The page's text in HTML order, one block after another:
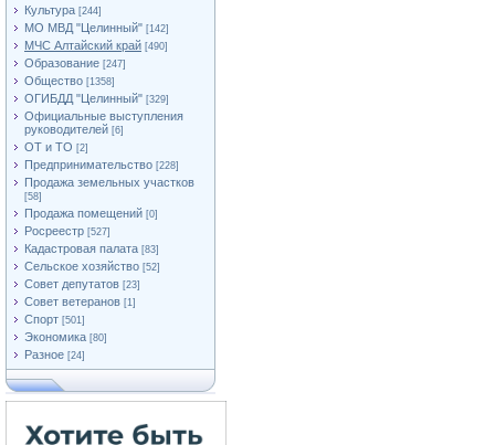
Культура [244]
МО МВД "Целинный" [142]
МЧС Алтайский край [490]
Образование [247]
Общество [1358]
ОГИБДД "Целинный" [329]
Официальные выступления
руководителей [6]
ОТ и ТО [2]
Предпринимательство [228]
Продажа земельных участков
[58]
Продажа помещений [0]
Росреестр [527]
Кадастровая палата [83]
Сельское хозяйство [52]
Совет депутатов [23]
Совет ветеранов [1]
Спорт [501]
Экономика [80]
Разное [24]